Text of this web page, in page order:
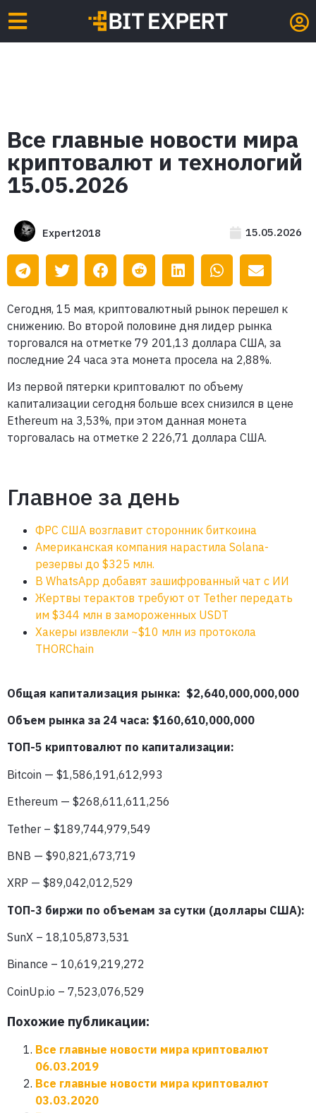
Все главные новости мира
криптовалют и технологий
15.05.2026
Expert2018 15.05.2026
Сегодня, 15 мая, криптовалютный рынок перешел к
снижению. Во второй половине дня лидер рынка
торговался на отметке 79 201,13 доллара США, за
последние 24 часа эта монета просела на 2,88%.
Из первой пятерки криптовалют по объему
капитализации сегодня больше всех снизился в цене
Ethereum на 3,53%, при этом данная монета
торговалась на отметке 2 226,71 доллара США.
Главное за день
ФРС США возглавит сторонник биткоина
Американская компания нарастила Solana-
резервы до $325 млн.
В WhatsApp добавят зашифрованный чат с ИИ
Жертвы терактов требуют от Tether передать
им $344 млн в замороженных USDT
Хакеры извлекли ~$10 млн из протокола
THORChain
Общая капитализация рынка: $2,640,000,000,000
Объем рынка за 24 часа: $160,610,000,000
ТОП-5 криптовалют по капитализации:
Bitcoin — $1,586,191,612,993
Ethereum — $268,611,611,256
Tether – $189,744,979,549
BNB — $90,821,673,719
XRP — $89,042,012,529
ТОП-3 биржи по объемам за сутки (доллары США):
SunX – 18,105,873,531
Binance – 10,619,219,272
CoinUp.io – 7,523,076,529
Похожие публикации:
Все главные новости мира криптовалют
06.03.2019
Все главные новости мира криптовалют
03.03.2020